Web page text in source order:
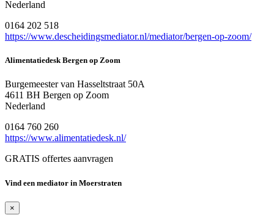
Nederland
0164 202 518
https://www.descheidingsmediator.nl/mediator/bergen-op-zoom/
Alimentatiedesk Bergen op Zoom
Burgemeester van Hasseltstraat 50A
4611 BH Bergen op Zoom
Nederland
0164 760 260
https://www.alimentatiedesk.nl/
GRATIS offertes aanvragen
Vind een mediator in Moerstraten
×